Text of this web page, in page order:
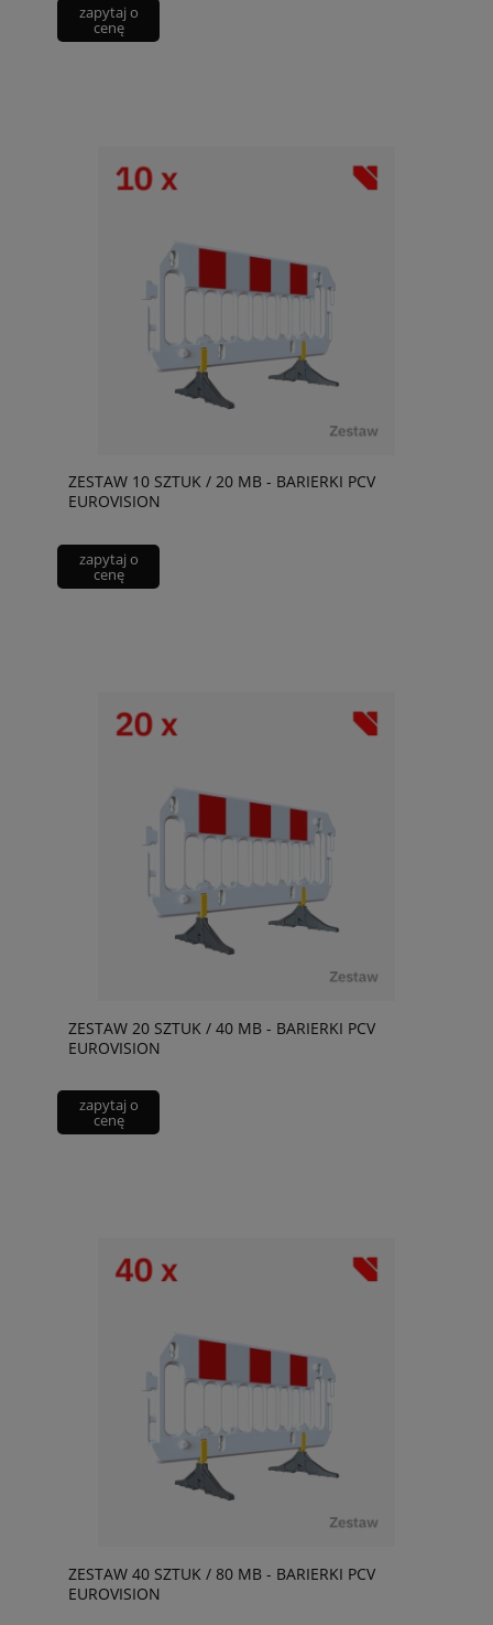
zapytaj o
cenę
ZESTAW 10 SZTUK / 20 MB - BARIERKI PCV
EUROVISION
zapytaj o
cenę
ZESTAW 20 SZTUK / 40 MB - BARIERKI PCV
EUROVISION
zapytaj o
cenę
ZESTAW 40 SZTUK / 80 MB - BARIERKI PCV
EUROVISION